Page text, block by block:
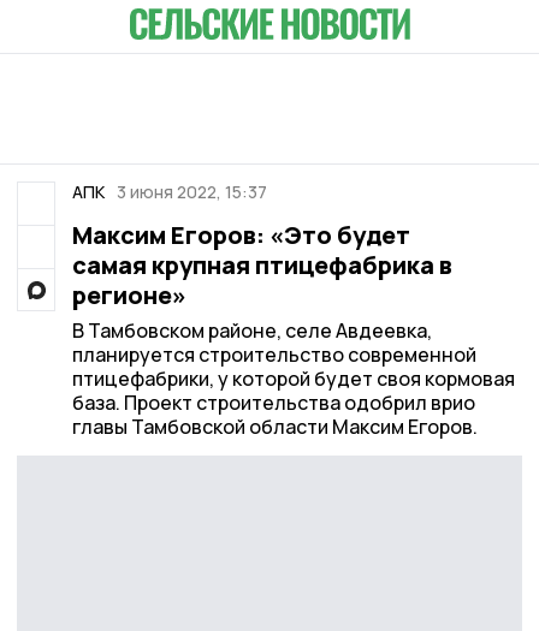
АПК 3 июня 2022, 15:37
Максим Егоров: «Это будет
самая крупная птицефабрика в
регионе»
В Тамбовском районе, селе Авдеевка,
планируется строительство современной
птицефабрики, у которой будет своя кормовая
база. Проект строительства одобрил врио
главы Тамбовской области Максим Егоров.